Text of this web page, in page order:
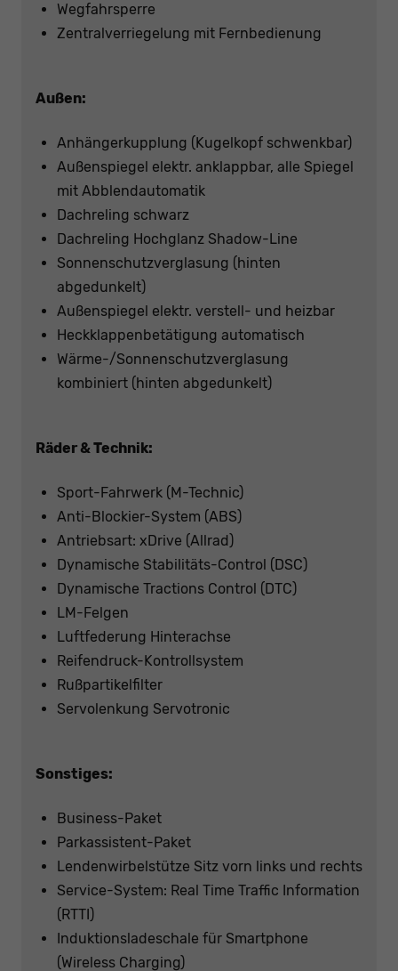
Wegfahrsperre
Zentralverriegelung mit Fernbedienung
Außen:
Anhängerkupplung (Kugelkopf schwenkbar)
Außenspiegel elektr. anklappbar, alle Spiegel
mit Abblendautomatik
Dachreling schwarz
Dachreling Hochglanz Shadow-Line
Sonnenschutzverglasung (hinten
abgedunkelt)
Außenspiegel elektr. verstell- und heizbar
Heckklappenbetätigung automatisch
Wärme-/Sonnenschutzverglasung
kombiniert (hinten abgedunkelt)
Räder & Technik:
Sport-Fahrwerk (M-Technic)
Anti-Blockier-System (ABS)
Antriebsart: xDrive (Allrad)
Dynamische Stabilitäts-Control (DSC)
Dynamische Tractions Control (DTC)
LM-Felgen
Luftfederung Hinterachse
Reifendruck-Kontrollsystem
Rußpartikelfilter
Servolenkung Servotronic
Sonstiges:
Business-Paket
Parkassistent-Paket
Lendenwirbelstütze Sitz vorn links und rechts
Service-System: Real Time Traffic Information
(RTTI)
Induktionsladeschale für Smartphone
(Wireless Charging)